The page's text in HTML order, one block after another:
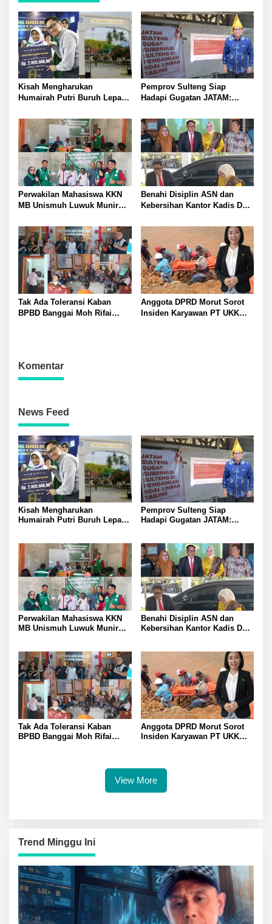
Kisah Mengharukan
Humairah Putri Buruh Lepas
Meraih Juara II Pidato Bahasa
Inggris
Pemprov Sulteng Siap
Hadapi Gugatan JATAM:
Lingkungan Akibat Limbah
B3 PT QMB dan Berkah
Morowali Sejahtera
Perwakilan Mahasiswa KKN
MB Unismuh Luwuk Munir
di Desa Lontos Tingkatkan
Kesadaran Hukum Masyarakat
Benahi Disiplin ASN dan
Kebersihan Kantor Kadis DLH
Pettasiri Siapkan Nomor Unit
Reaksi Cepat Penanganan
Sampah
Tak Ada Toleransi Kaban
BPBD Banggai Moh Rifai
Anggota DPRD Morut Sorot
Insiden Karyawan PT UKK
Komentar
News Feed
Kisah Mengharukan
Humairah Putri Buruh Lepas
Inggris
Pemprov Sulteng Siap
Hadapi Gugatan JATAM:
B3 PT QMB dan Berkah
Morowali Sejahtera
Perwakilan Mahasiswa KKN
MB Unismuh Luwuk Munir
Kesadaran Hukum Masyarakat
Benahi Disiplin ASN dan
Kebersihan Kantor Kadis DLH
Reaksi Cepat Penanganan
Sampah
Tak Ada Toleransi Kaban
BPBD Banggai Moh Rifai
Anggota DPRD Morut Sorot
Insiden Karyawan PT UKK
View More
Trend Minggu Ini